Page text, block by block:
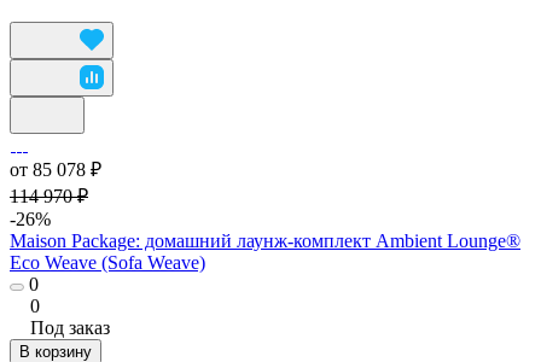
от 85 078 ₽
114 970 ₽
-26%
Maison Package: домашний лаунж-комплект Ambient Lounge®
Eco Weave (Sofa Weave)
0
0
Под заказ
В корзину